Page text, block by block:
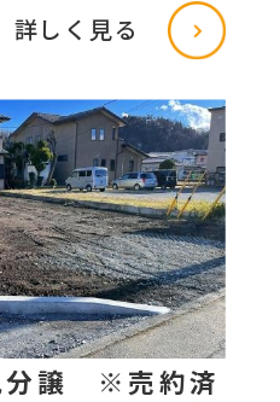
詳しく見る
分譲 ※売約済